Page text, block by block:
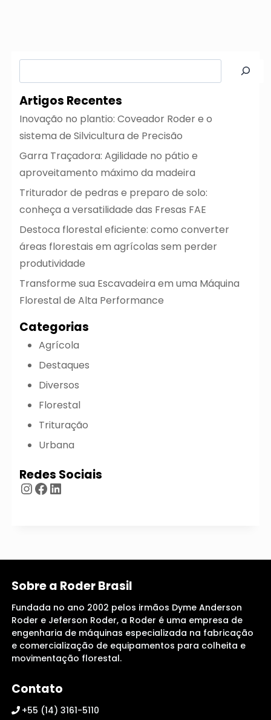
Artigos Recentes
Inovação no plantio: Coveador Roder e o
sistema de Silvicultura de Precisão
Garra Traçadora: Agilidade no pátio e
aproveitamento máximo da madeira
Triturador de pedras e preparo de solo:
conheça a versatilidade das Fresas FAE
Destoca florestal eficiente: como converter
áreas florestais em agrícolas sem perder
produtividade
Transforme sua Escavadeira em uma Máquina
Florestal de Alta Performance
Categorias
Agrícola
Destaques
Diversos
Florestal
Trituração
Urbana
Redes Sociais
Instagram
Facebook
LinkedIn
Sobre a Roder Brasil
Fundada no ano 2002 pelos irmãos Dyme Anderson
Roder e Jeferson Roder, a Roder é uma empresa de
engenharia de máquinas especializada na fabricação
e comercialização de equipamentos para colheita e
movimentação florestal.
Contato
+55 (14) 3161-5110